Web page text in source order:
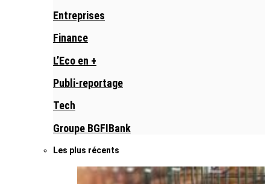
Entreprises
Finance
L’Eco en +
Publi-reportage
Tech
Groupe BGFIBank
Les plus récents